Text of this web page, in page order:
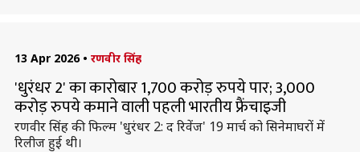
13 Apr 2026 • रणवीर सिंह
'धुरंधर 2' का कारोबार 1,700 करोड़ रुपये पार; 3,000
करोड़ रुपये कमाने वाली पहली भारतीय फ्रैंचाइजी
रणवीर सिंह की फिल्म 'धुरंधर 2: द रिवेंज' 19 मार्च को सिनेमाघरों में
रिलीज हुई थी।